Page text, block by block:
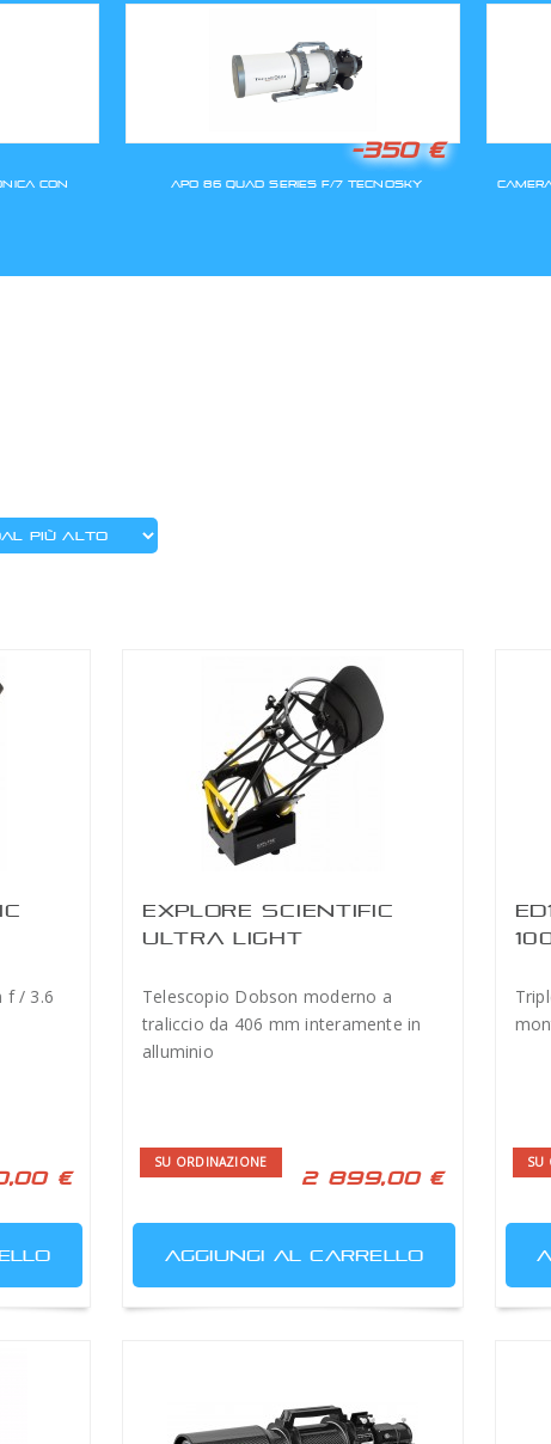
ZWO AM7 MONTATURA ARMONICA CON
TREPPIEDE TC40
f / 3.6
€
EXPLORE SCIENTIFIC
ULTRA LIGHT
GENERAZIONE II
Telescopio Dobson moderno a
traliccio da 406 mm interamente in
alluminio
SU ORDINAZIONE
2 899,00 €
AGGIUNGI AL CARRELLO
SU